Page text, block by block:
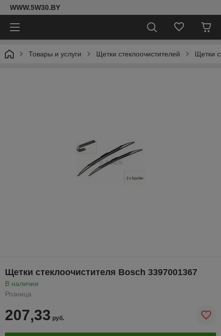
WWW.5W30.BY
Товары и услуги Щетки стеклоочистителей Щетки
Щетки стеклоочистителя Bosch 3397001367
В наличии
Розница
207,33 руб.